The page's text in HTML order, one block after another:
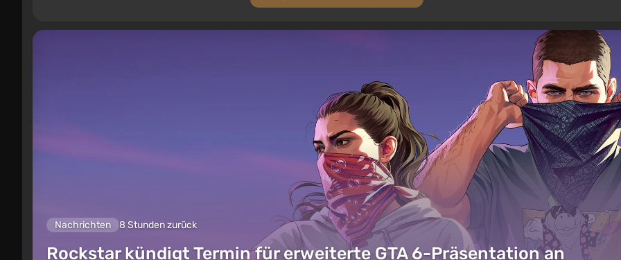
Nachrichten 8 Stunden zurück
Rockstar kündigt Termin für erweiterte GTA 6-Präsentation an